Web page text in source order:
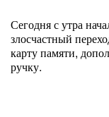
Сегодня с утра
злосчастный
карту памяти,
ручку.